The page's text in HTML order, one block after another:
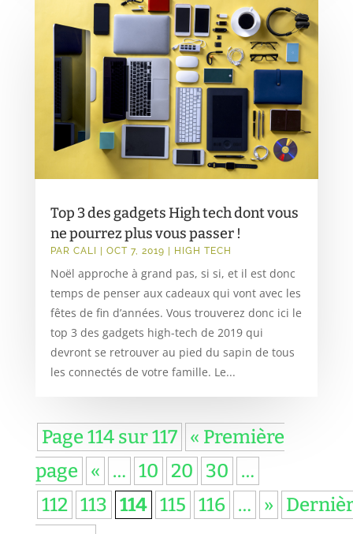
Top 3 des gadgets High tech dont vous
ne pourrez plus vous passer !
PAR CALI OCT 7, 2019 HIGH TECH
Noël approche à grand pas, si si, et il est donc
temps de penser aux cadeaux qui vont avec les
fêtes de fin d’années. Vous trouverez donc ici le
top 3 des gadgets high-tech de 2019 qui
devront se retrouver au pied du sapin de tous
les connectés de votre famille. Le...
Page 114 sur 117
« Première
page
« … 10 20 30
…
112 113 114 115 116 … »